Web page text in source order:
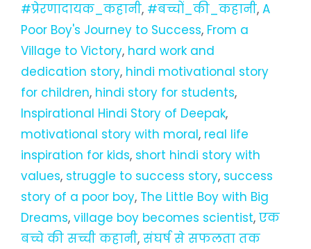
#प्रेरणादायक_कहानी, #बच्चों_की_कहानी, A
Poor Boy's Journey to Success, From a
Village to Victory, hard work and
dedication story, hindi motivational story
for children, hindi story for students,
Inspirational Hindi Story of Deepak,
motivational story with moral, real life
inspiration for kids, short hindi story with
values, struggle to success story, success
story of a poor boy, The Little Boy with Big
Dreams, village boy becomes scientist, एक
बच्चे की सच्ची कहानी, संघर्ष से सफलता तक